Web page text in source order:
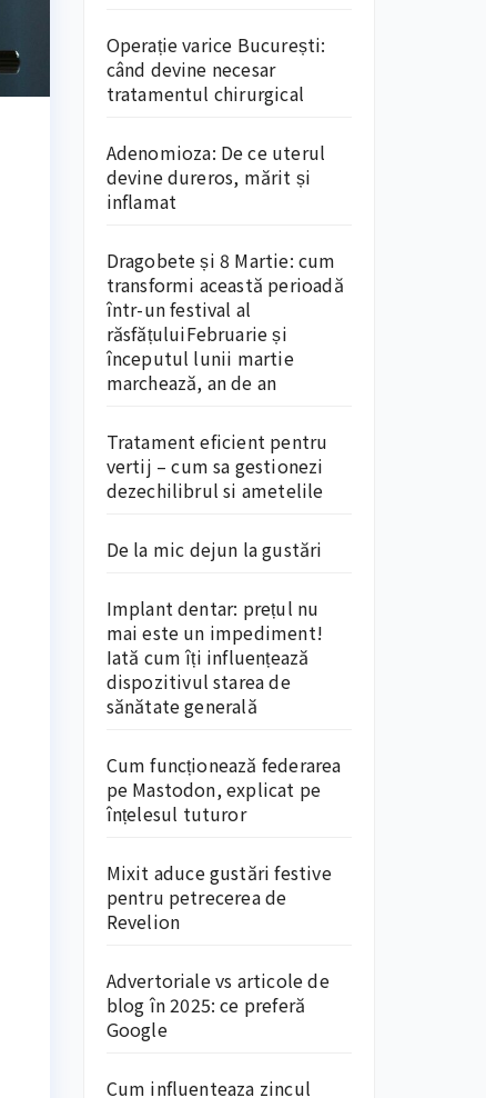
Operație varice București:
când devine necesar
tratamentul chirurgical
Adenomioza: De ce uterul
devine dureros, mărit și
inflamat
Dragobete și 8 Martie: cum
transformi această perioadă
într-un festival al
răsfățuluiFebruarie și
începutul lunii martie
marchează, an de an
Tratament eficient pentru
vertij – cum sa gestionezi
dezechilibrul si ametelile
De la mic dejun la gustări
Implant dentar: prețul nu
mai este un impediment!
Iată cum îți influențează
dispozitivul starea de
sănătate generală
Cum funcționează federarea
pe Mastodon, explicat pe
înțelesul tuturor
Mixit aduce gustări festive
pentru petrecerea de
Revelion
Advertoriale vs articole de
blog în 2025: ce preferă
Google
Cum influenteaza zincul